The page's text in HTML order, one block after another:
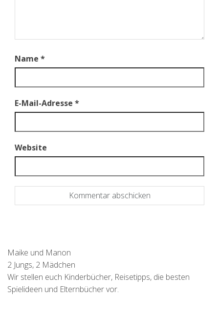
Name *
E-Mail-Adresse *
Website
Maike und Manon
2 Jungs, 2 Mädchen
Wir stellen euch Kinderbücher, Reisetipps, die besten
Spielideen und Elternbücher vor.